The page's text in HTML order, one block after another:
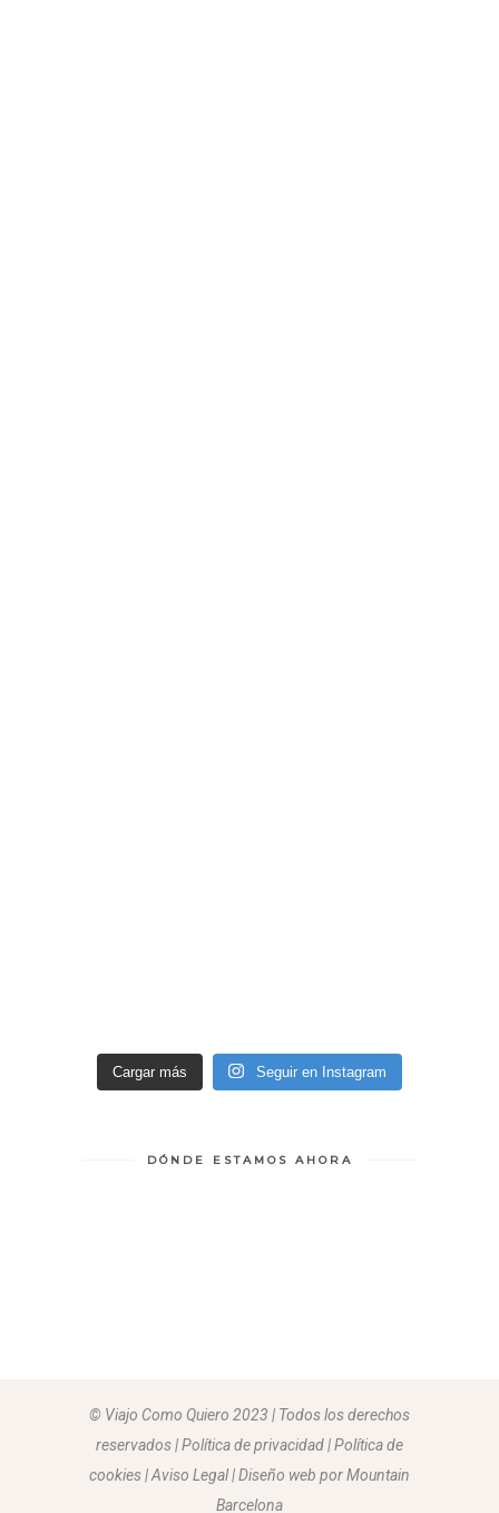
Cargar más Seguir en Instagram
DÓNDE ESTAMOS AHORA
© Viajo Como Quiero 2023 | Todos los derechos
reservados | Política de privacidad | Política de
cookies | Aviso Legal |Diseño web por Mountain
Barcelona